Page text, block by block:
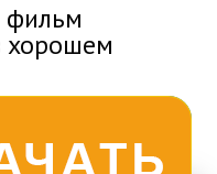
фильм
хорошем